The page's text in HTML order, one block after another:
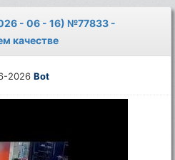
- 06 - 16) №77833 -
качестве
2026Bot